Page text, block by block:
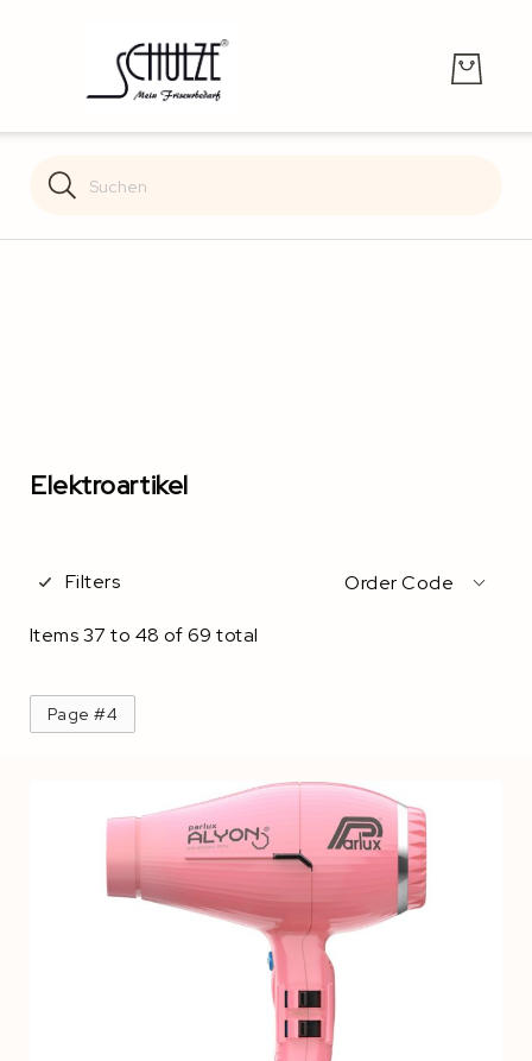
Search
Search
Elektroartikel
Items37 to 48 of69 total
Filters Order Code
Page #4